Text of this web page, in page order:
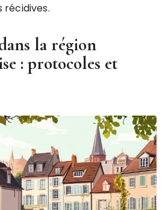
récidives.
la région
: protocoles et